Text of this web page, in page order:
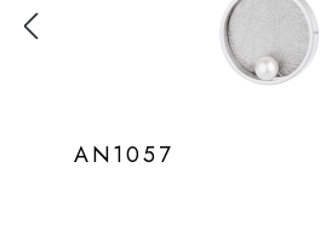
AN1057